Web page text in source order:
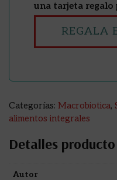
una tarjeta regalo
REGALA
Categorías: Macrobiotica,
alimentos integrales
Detalles producto
Autor